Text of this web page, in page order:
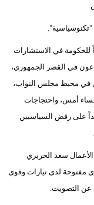
للحكومة في الاستشارات
عون في القصر الجمهوري،
في محيط مجلس النواب،
أمس، واحتجاجات
على رفض السياسيين
تصريف الأعمال سعد الحريري
مفتوحة لدى تيارات وقوى
عن التصويت.